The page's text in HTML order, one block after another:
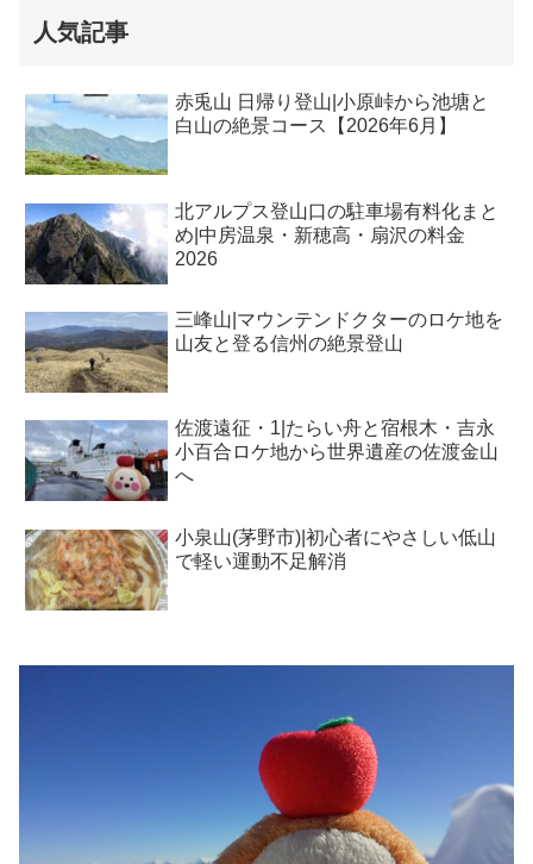
人気記事
赤兎山 日帰り登山|小原峠から池塘と
白山の絶景コース【2026年6月】
北アルプス登山口の駐車場有料化まと
め|中房温泉・新穂高・扇沢の料金
2026
三峰山|マウンテンドクターのロケ地を
山友と登る信州の絶景登山
佐渡遠征・1|たらい舟と宿根木・吉永
小百合ロケ地から世界遺産の佐渡金山
へ
小泉山(茅野市)|初心者にやさしい低山
で軽い運動不足解消